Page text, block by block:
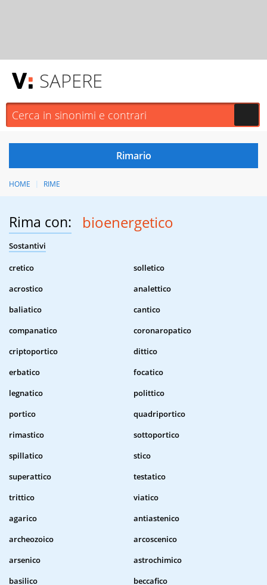
SAPERE
HOME RIME
Rima con: bioenergetico
Sostantivi
cretico
solletico
acrostico
analettico
baliatico
cantico
companatico
coronaropatico
criptoportico
dittico
erbatico
focatico
legnatico
polittico
portico
quadriportico
rimastico
sottoportico
spillatico
stico
superattico
testatico
trittico
viatico
agarico
antiastenico
archeozoico
arcoscenico
arsenico
astrochimico
basilico
beccafico